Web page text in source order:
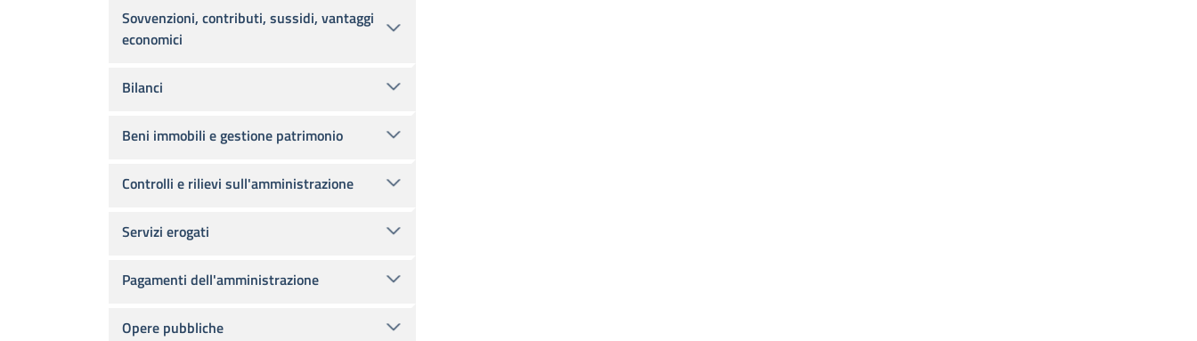
Sovvenzioni, contributi, sussidi, vantaggi
economici
Bilanci
Beni immobili e gestione patrimonio
Controlli e rilievi sull'amministrazione
Servizi erogati
Pagamenti dell'amministrazione
Opere pubbliche